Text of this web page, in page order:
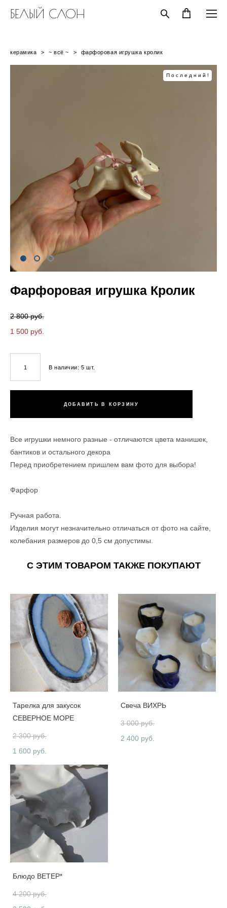
БЕЛЫЙ СЛОН
керамика > ~ всё ~ > фарфоровая игрушка кролик
Последний!
Фарфоровая игрушка Кролик
2 800 pуб.
1 500 pуб.
В наличии:5 шт.
ДОБАВИТЬ В КОРЗИНУ
Все игрушки немного разные - отличаются цвета манишек,
бантиков и остального декора
Перед приобретением пришлем вам фото для выбора!
Фарфор
Ручная работа.
Изделия могут незначительно отличаться от фото на сайте,
колебания размеров до 0,5 см допустимы.
С ЭТИМ ТОВАРОМ ТАКЖЕ ПОКУПАЮТ
Тарелка для закусок
СЕВЕРНОЕ МОРЕ
2 300 pуб.
1 600 pуб.
Свеча ВИХРЬ
3 000 pуб.
2 400 pуб.
Блюдо ВЕТЕР*
4 200 pуб.